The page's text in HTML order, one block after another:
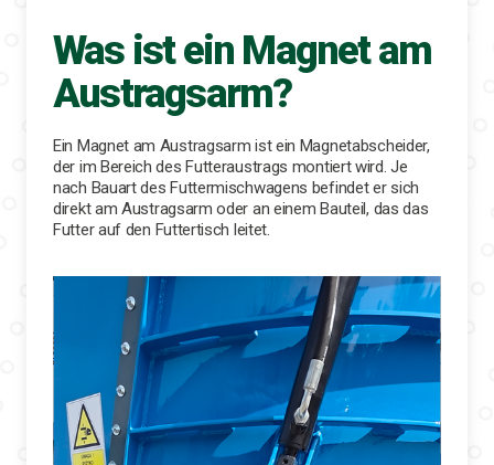
Was ist ein Magnet am
Austragsarm?
Ein Magnet am Austragsarm ist ein Magnetabscheider,
der im Bereich des Futteraustrags montiert wird. Je
nach Bauart des Futtermischwagens befindet er sich
direkt am Austragsarm oder an einem Bauteil, das das
Futter auf den Futtertisch leitet.